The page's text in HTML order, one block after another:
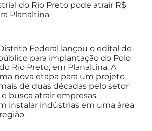
do Rio Preto pode atrair R$
Planaltina
Federal lançou o edital de
para implantação do Polo
Rio Preto, em Planaltina. A
nova etapa para um projeto
de duas décadas pelo setor
busca atrair empresas
instalar indústrias em uma área